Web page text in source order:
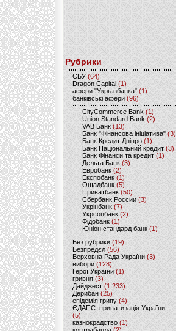
Рубрики
CБУ (64)
Dragon Capital (1)
афери "Укргазбанка" (1)
банківські афери (96)
CityCommerce Bank (1)
Union Standard Bank (2)
VAB Банк (13)
Банк "Фінансова ініціатива" (3)
Банк Кредит Дніпро (1)
Банк Національний кредит (3)
Банк Фінанси та кредит (1)
Дельта Банк (3)
Евробанк(2)
Експобанк (1)
Ощадбанк(5)
Приватбанк (50)
Сбербанк России (3)
Укрінбанк(7)
Укрсоцбанк (2)
Фідобанк (1)
Юніон стандард банк(1)
Без рубрики (19)
Безпредєл(56)
Верховна Рада України (3)
вибори(128)
Герої України(1)
гривня (3)
Дайджест (1 233)
Дерибан (25)
епідемія грипу (4)
ЄДАПС: приватизація України
(5)
казнокрадство (1)